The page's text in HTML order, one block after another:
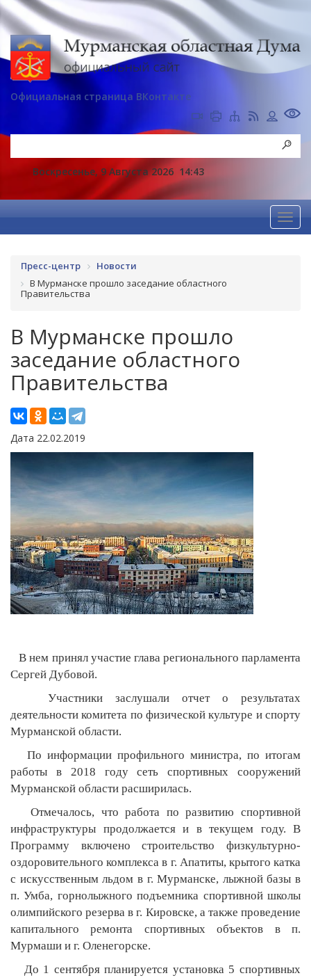
Официальная страница ВКонтакте
Воскресенье, 9 Августа 2026 14:43
Пресс-центр
Новости
В Мурманске прошло заседание областного
Правительства
В Мурманске прошло
заседание областного
Правительства
Дата 22.02.2019
В нем принял участие глава регионального парламента
Сергей Дубовой.
Участники заслушали отчет о результатах
деятельности комитета по физической культуре и спорту
Мурманской области.
По информации профильного министра, по итогам
работы в 2018 году сеть спортивных сооружений
Мурманской области расширилась.
Отмечалось, что работа по развитию спортивной
инфраструктуры продолжается и в текущем году. В
Программу включено строительство физкультурно-
оздоровительного комплекса в г. Апатиты, крытого катка
с искусственным льдом в г. Мурманске, лыжной базы в
п. Умба, горнолыжного подъемника спортивной школы
олимпийского резерва в г. Кировске, а также проведение
капитального ремонта спортивных объектов в п.
Мурмаши и г. Оленегорске.
До 1 сентября планируется установка 5 спортивных